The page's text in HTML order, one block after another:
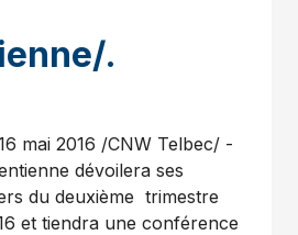
.
mai 2016 /CNW Telbec/ -
dévoilera ses
du deuxième trimestre
et tiendra une conférence